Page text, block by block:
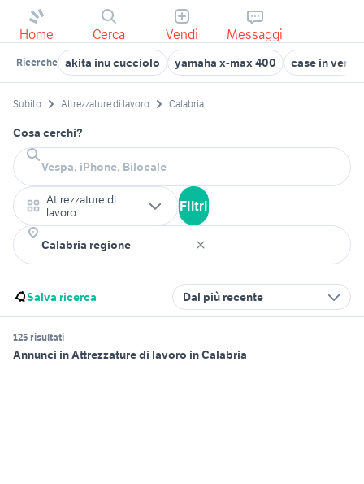
Home Cerca Vendi Messaggi
Ricerche akita inu cucciolo yamaha x-max 400 case in
Subito Attrezzature di lavoro Calabria
Cosa cerchi?
Attrezzature di
lavoro
Filtri
Salva ricerca Dal più recente
125 risultati
Annunci in Attrezzature di lavoro in Calabria